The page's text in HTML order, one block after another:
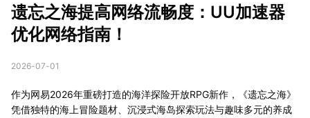
遗忘之海提高网络流畅度：UU加速器
优化网络指南！
2026-07-01
作为网易2026年重磅打造的海洋探险开放RPG新作，《遗忘之海》
凭借独特的海上冒险题材、沉浸式海岛探索玩法与趣味多元的养成